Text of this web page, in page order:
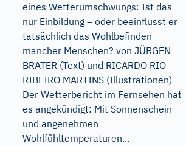
eines Wetterumschwungs: Ist das
nur Einbildung – oder beeinflusst er
tatsächlich das Wohlbefinden
mancher Menschen? von JÜRGEN
BRATER (Text) und RICARDO RIO
RIBEIRO MARTINS (Illustrationen)
Der Wetterbericht im Fernsehen hat
es angekündigt: Mit Sonnenschein
und angenehmen
Wohlfühltemperaturen...